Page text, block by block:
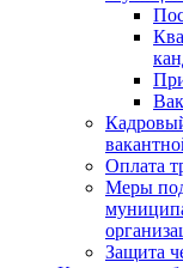
Оплата
Меры
Защита